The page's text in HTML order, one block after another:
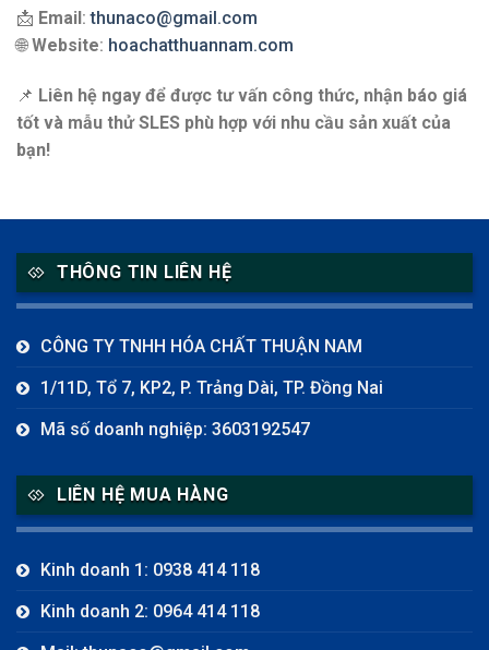
📩 Email :thunaco@gmail.com
🌐Website: hoachatthuannam.com
📌 Liên hệ ngay để được tư vấn công thức, nhận báo giá
tốt và mẫu thử SLES phù hợp với nhu cầu sản xuất của
bạn!
THÔNG TIN LIÊN HỆ
CÔNG TY TNHH HÓA CHẤT THUẬN NAM
1/11D, Tổ 7, KP2, P. Trảng Dài, TP. Đồng Nai
Mã số doanh nghiệp: 3603192547
LIÊN HỆ MUA HÀNG
Kinh doanh 1: 0938 414 118
Kinh doanh 2: 0964 414 118